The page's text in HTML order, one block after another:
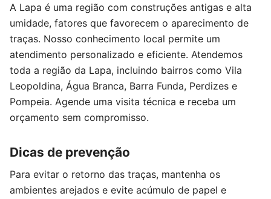
A Lapa é uma região com construções antigas e alta
umidade, fatores que favorecem o aparecimento de
traças. Nosso conhecimento local permite um
atendimento personalizado e eficiente. Atendemos
toda a região da Lapa, incluindo bairros como Vila
Leopoldina, Água Branca, Barra Funda, Perdizes e
Pompeia. Agende uma visita técnica e receba um
orçamento sem compromisso.
Dicas de prevenção
Para evitar o retorno das traças, mantenha os
ambientes arejados e evite acúmulo de papel e